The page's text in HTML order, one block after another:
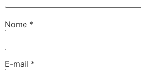
Nome *
E-mail *